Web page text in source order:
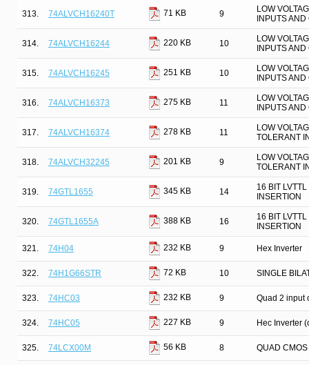
313. 74ALVCH16240T 71 KB 9
LOW
INPUTS
314. 74ALVCH16244 220 KB 10
LOW
INPUTS
315. 74ALVCH16245 251 KB 10
LOW
INPUTS
316. 74ALVCH16373 275 KB 11
LOW
INPUTS
317. 74ALVCH16374 278 KB 11
LOW
TOLERANT
318. 74ALVCH32245 201 KB 9
LOW
TOLERANT
319. 74GTL1655 345 KB 14
16 BIT
INSERTION
320. 74GTL1655A 388 KB 16
16 BIT
INSERTION
321. 74H04 232 KB 9 Hex Inverter
322. 74H1G66STR 72 KB 10 SINGLE
323. 74HC03 232 KB 9 Quad 2 input
324. 74HC05 227 KB 9 Hec Inverter
325. 74LCX00M 56 KB 8 QUAD